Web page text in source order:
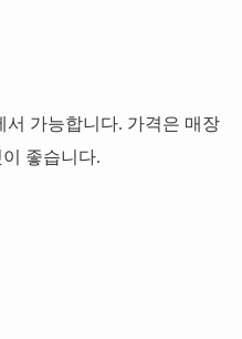
가능합니다. 가격은 매장
좋습니다.